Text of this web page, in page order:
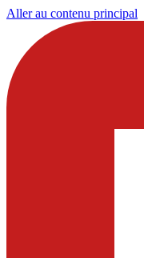
Aller au contenu principal